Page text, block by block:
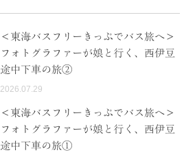
＜東海バスフリーきっぷでバス旅へ＞
フォトグラファーが娘と行く、西伊豆
途中下車の旅②
2026.07.29
＜東海バスフリーきっぷでバス旅へ＞
フォトグラファーが娘と行く、西伊豆
途中下車の旅①